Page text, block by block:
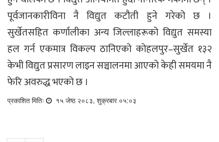
पूर्वजानकारीविना नै विद्युत कटौती हुने गरेको छ ।
सुर्खेतसहित कर्णालीका अन्य जिल्लाहरूको विद्युत समस्या
हल गर्न एकमात्र विकल्प ठानिएको कोहलपुर–सुर्खेत १३२
केभी विद्युत प्रसारण लाइन सञ्चालनमा आएको केही समयमा नै
फेरि अवरुद्ध भएको छ ।
प्रकाशित मितिः १५ जेष्ठ २०८३, शुक्रबार ०५:०३